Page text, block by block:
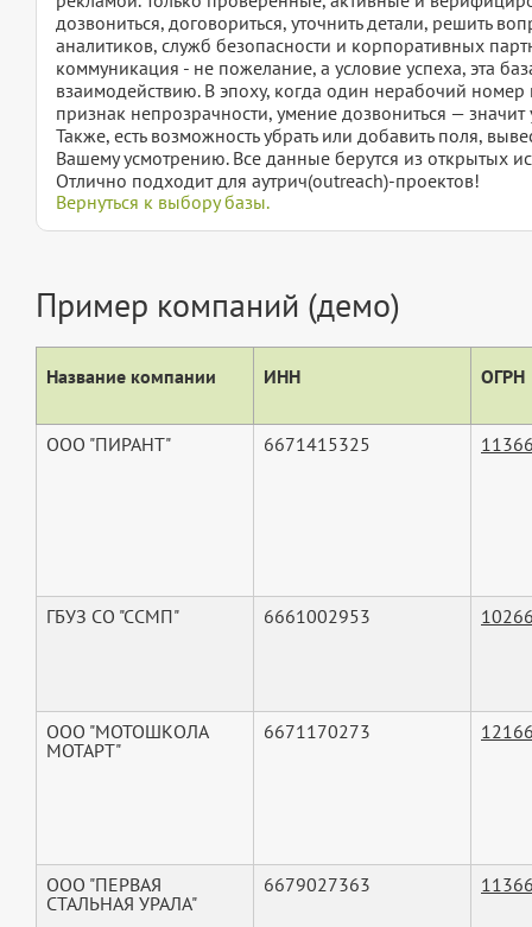
дозвониться, договориться, уточнить детали, решить
аналитиков, служб безопасности и корпоративных
коммуникация - не пожелание, а условие успеха, эта
взаимодействию. В эпоху, когда один нерабочий номер
признак непрозрачности, умение дозвониться — значит
Также, есть возможность убрать или добавить поля,
Вашему усмотрению. Все данные берутся из открытых
Отлично подходит для аутрич(outreach)-проектов!
Вернуться к выбору базы.
Пример компаний (демо)
Название компании ИНН ОГРН
ООО "ПИРАНТ" 6671415325
ГБУЗ СО "ССМП" 6661002953
ООО "МОТОШКОЛА
МОТАРТ"
6671170273
ООО "ПЕРВАЯ
СТАЛЬНАЯ УРАЛА"
6679027363